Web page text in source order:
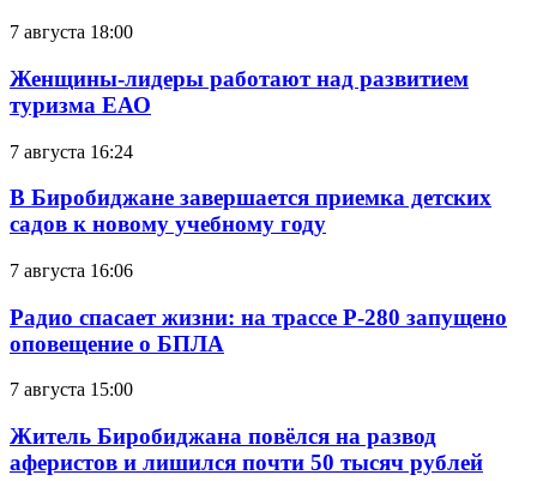
7 августа 18:00
Женщины-лидеры работают над развитием
туризма ЕАО
7 августа 16:24
В Биробиджане завершается приемка детских
садов к новому учебному году
7 августа 16:06
Радио спасает жизни: на трассе Р-280 запущено
оповещение о БПЛА
7 августа 15:00
Житель Биробиджана повёлся на развод
аферистов и лишился почти 50 тысяч рублей